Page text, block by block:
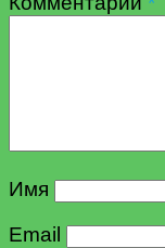
Имя
Email